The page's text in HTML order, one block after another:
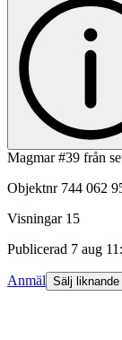
Magmar #39 från
Objektnr 744 062
Visningar 15
Publicerad 7 aug
Anmäl Sälj liknande